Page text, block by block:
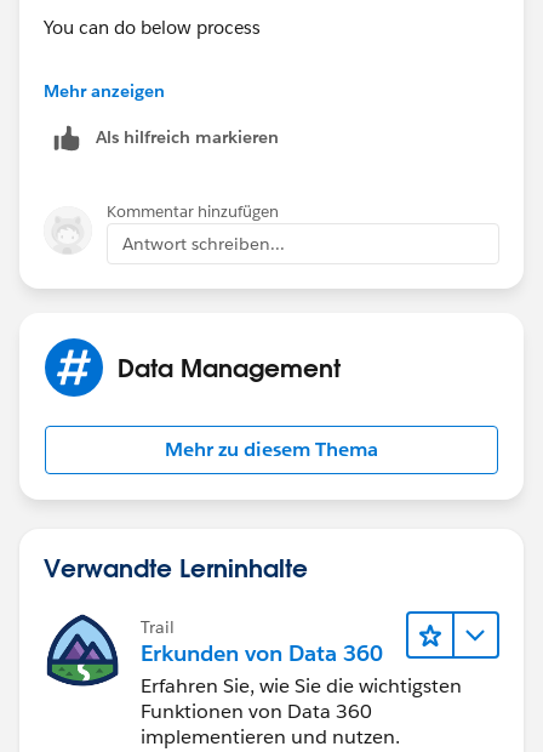
id=9063A000000pJvlQAE
You can do below process
- Create an Account Load File with only NAME as one
- Next step extract all Accounts you created with - SF
ID along with Name
to SF ID you extracted above by doing Vlookups on
Name field.
- Load Contacts
Mehr anzeigen
Als hilfreich markieren
Kommentar hinzufügen
Antwort schreiben...
Data Management
Mehr zu diesem Thema
Verwandte Lerninhalte
Trail
Erkunden von Data 360
Erfahren Sie, wie Sie die wichtigsten
Funktionen von Data 360
implementieren und nutzen.